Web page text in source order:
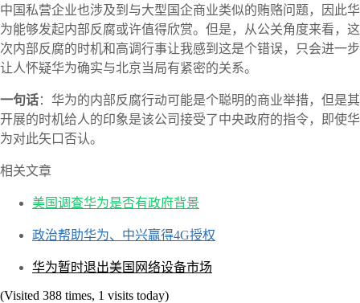
中国私营企业也涉及到与大型国企商业类似的贿赂问题，因此华
为能够发起内部反腐或许值得欣赏。但是，从公关角度来看，这
次内部反腐的时机和高调行事让我感到这是个错误，只会进一步
让人怀疑华为确实与北京当局有紧密的关系。
一句话：华为的内部反腐行动可能是个聪明的商业举措，但是其
开展的时机给人的印象是该公司接受了中央政府的指令，即使华
为对此矢口否认。
相关文章
美国调查华为是否有政府背景
政治帮助华为、中兴赢得4G授权
华为暂时退出美国网络设备市场
(Visited 388 times, 1 visits today)